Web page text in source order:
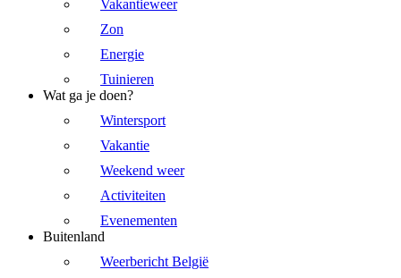
Vakantieweer
Zon
Energie
Tuinieren
Wat ga je doen?
Wintersport
Vakantie
Weekend weer
Activiteiten
Evenementen
Buitenland
Weerbericht België